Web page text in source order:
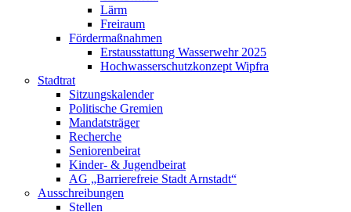
Lärm
Freiraum
Fördermaßnahmen
Erstausstattung Wasserwehr 2025
Hochwasserschutzkonzept Wipfra
Stadtrat
Sitzungskalender
Politische Gremien
Mandatsträger
Recherche
Seniorenbeirat
Kinder- & Jugendbeirat
AG „Barrierefreie Stadt Arnstadt“
Ausschreibungen
Stellen